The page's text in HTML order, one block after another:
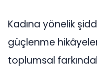
Kadına yönelik
güçlenme
toplumsal